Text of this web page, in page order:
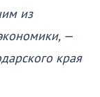
из
—
края